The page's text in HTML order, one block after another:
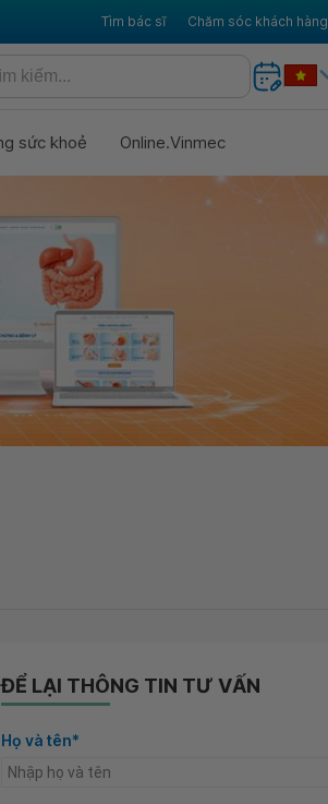
Tìm bác sĩ Chăm sóc khách hàng
sức khoẻ Online.Vinmec
ĐỂ LẠI THÔNG TIN TƯ VẤN
Họ và tên*